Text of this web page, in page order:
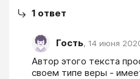
1 ответ
Гость, 14 июня
Автор этого текста
своем типе веры -